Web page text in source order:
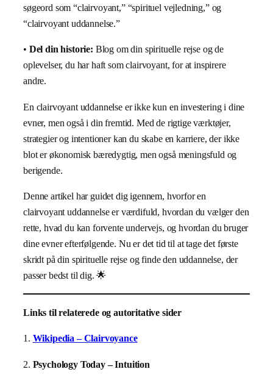
søgeord som “clairvoyant,” “spirituel vejledning,” og
“clairvoyant uddannelse.”
• Del din historie: Blog om din spirituelle rejse og de
oplevelser, du har haft som clairvoyant, for at inspirere
andre.
En clairvoyant uddannelse er ikke kun en investering i dine
evner, men også i din fremtid. Med de rigtige værktøjer,
strategier og intentioner kan du skabe en karriere, der ikke
blot er økonomisk bæredygtig, men også meningsfuld og
berigende.
Denne artikel har guidet dig igennem, hvorfor en
clairvoyant uddannelse er værdifuld, hvordan du vælger den
rette, hvad du kan forvente undervejs, og hvordan du bruger
dine evner efterfølgende. Nu er det tid til at tage det første
skridt på din spirituelle rejse og finde den uddannelse, der
passer bedst til dig. 🌟
Links til relaterede og autoritative sider
1. Wikipedia – Clairvoyance
2. Psychology Today – Intuition